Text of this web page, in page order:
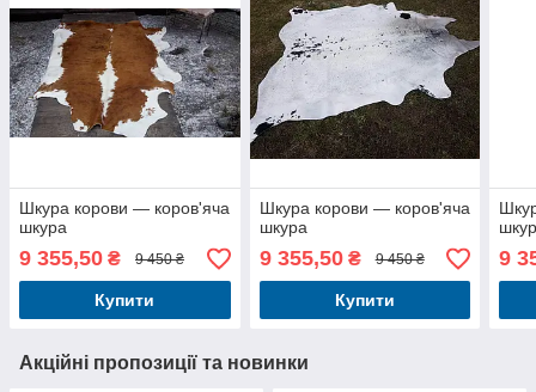
Шкура корови — коров'яча
шкура
9 355,50 ₴ 9 450 ₴
Купити
Шкура корови — коров'яча
шкура
9 355,50₴ 9 450 ₴
Купити
9
Акційні пропозиції та новинки